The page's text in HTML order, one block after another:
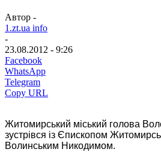
Автор -
1.zt.ua info
-
23.08.2012 - 9:26
Facebook
WhatsApp
Telegram
Copy URL
Житомирський міський голова
зустрівся із Єпископом
Волинським Никодимом.